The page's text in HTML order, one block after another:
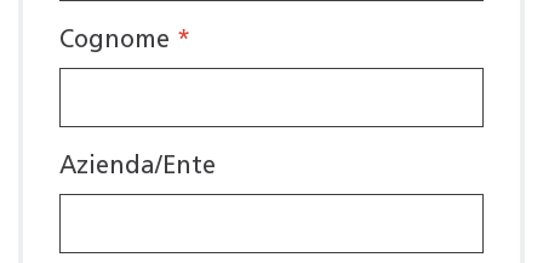
Cognome *
Azienda/Ente